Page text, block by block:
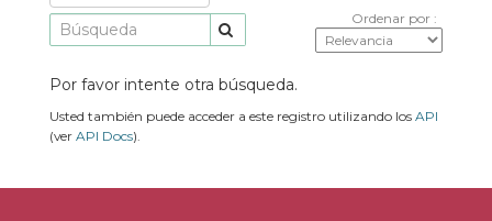
Ordenar por
Por favor intente otra búsqueda.
Usted también puede acceder a este registro utilizando los API
(ver API Docs).